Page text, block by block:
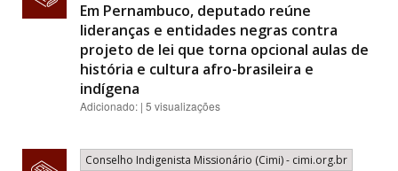
Em Pernambuco, deputado reúne
lideranças e entidades negras contra
projeto de lei que torna opcional aulas de
história e cultura afro-brasileira e
indígena
Adicionado: | 5 visualizações
Conselho Indigenista Missionário (Cimi) - cimi.org.br